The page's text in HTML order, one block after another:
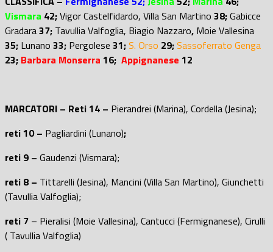
Vismara 42;Vigor Castelfidardo, Villa San Martino 38;Gabicce
Gradara37; Tavullia Valfoglia, Biagio Nazzaro, Moie Vallesina
35; Lunano 33; Pergolese 31;S. Orso 29;Sassoferrato Genga
23; Barbara Monserra 16; Appignanese 12
MARCATORI – Reti 14 – Pierandrei (Marina), Cordella (Jesina);
reti 10 – Pagliardini (Lunano);
reti 9 – Gaudenzi (Vismara);
reti 8 – Tittarelli (Jesina), Mancini (Villa San Martino), Giunchetti
(Tavullia Valfoglia);
reti 7 – Pieralisi (Moie Vallesina), Cantucci (Fermignanese), Cirulli
( Tavullia Valfoglia)